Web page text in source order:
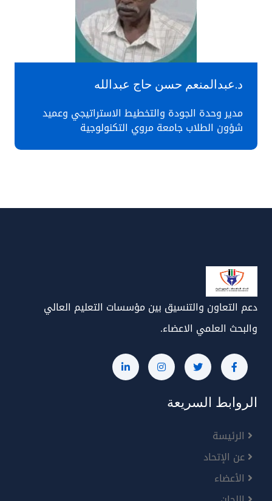
د.عبدالمنعم حسن حاج عبدالله
مدير وحدة الجودة والتخطيط الاستراتيجي وعميد
شؤون الطلاب جامعة مروي التكنولوجية
دعم التعاون والتنسيق بين مؤسسات التعليم العالي
والبحث العلمي الاعضاء.
الروابط السريعة
الرئيسة
عن الإتحاد
الأعضاء